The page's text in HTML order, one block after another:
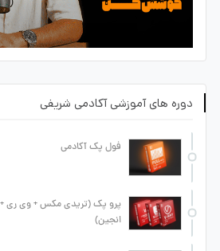
دوره های آموزشی آکادمی شریفی
فول پک آکادمی
پرو پک (تریدی مکس + وی ری +
انجین)